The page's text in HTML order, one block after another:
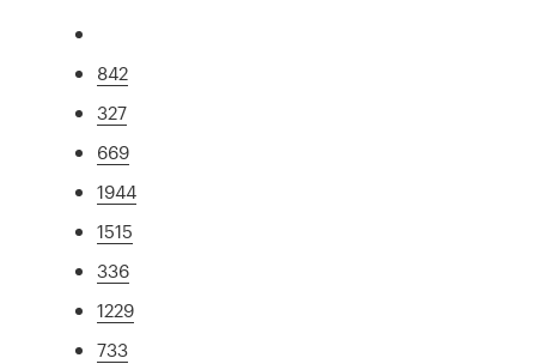
842
327
669
1944
1515
336
1229
733